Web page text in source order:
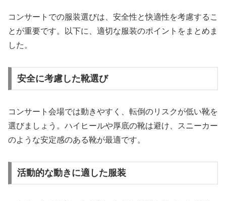
コンサートでの服装選びは、安全性と快適性を考慮するこ
とが重要です。以下に、適切な服装のポイントをまとめま
した。
安全に考慮した靴選び
コンサート会場では動きやすく、転倒のリスクが低い靴を
選びましょう。ハイヒールや厚底の靴は避け、スニーカー
のような安定感のある靴が最適です。
活動的な動きに適した服装